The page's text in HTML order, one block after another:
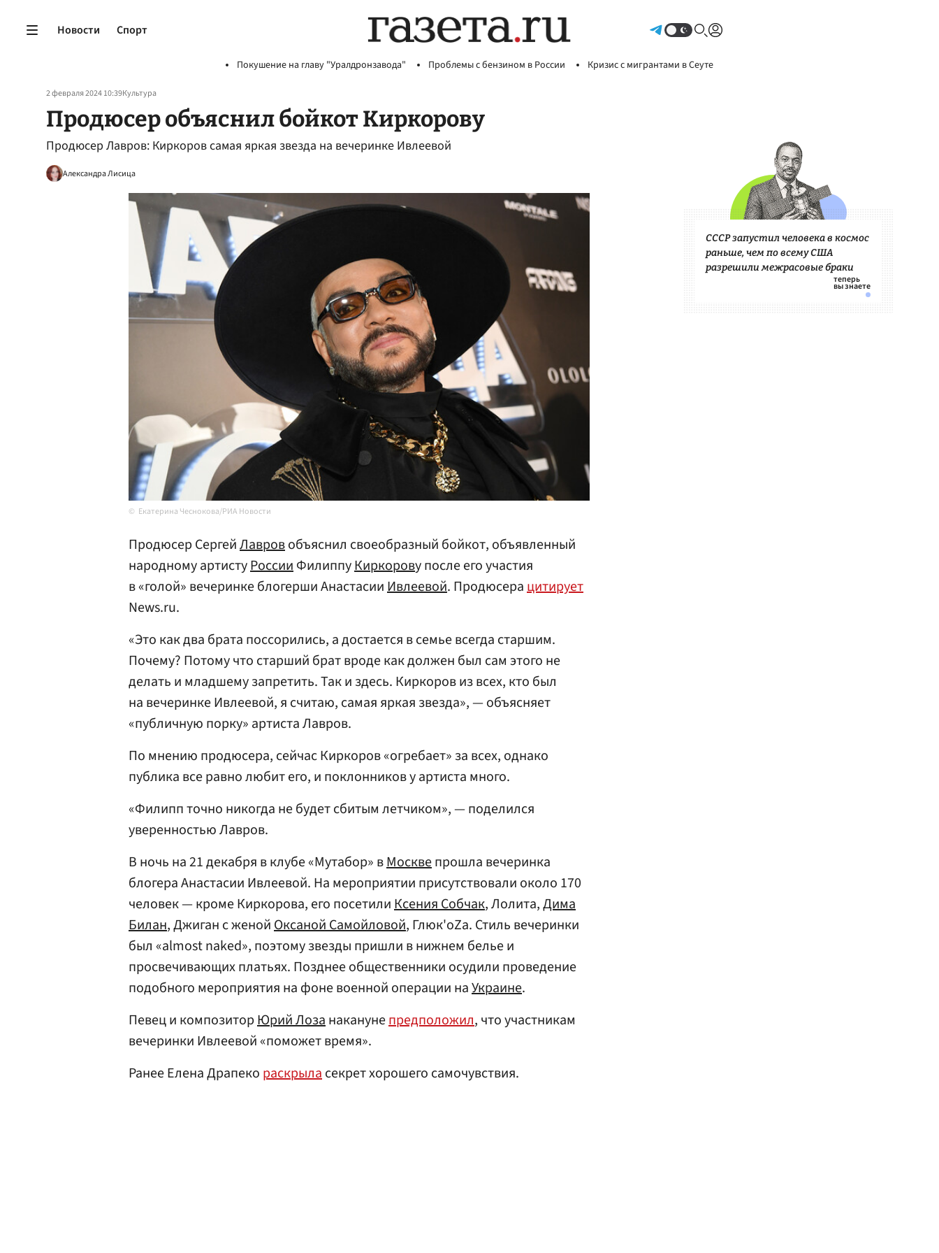
Новости Спорт
Покушение на главу "Уралдронзавода" Проблемы с бензином в России Кризис с мигрантами в Сеуте
2 февраля 2024 10:39Культура
Продюсер объяснил бойкот Киркорову
Продюсер Лавров: Киркоров самая яркая звезда на вечеринке Ивлеевой
Александра Лисица
Екатерина Чеснокова/РИА Новости
Продюсер СергейЛавровобъяснил своеобразный бойкот, объявленный
народному артистуРоссииФилиппуКиркорову после его участия
в «голой» вечеринке блогерши АнастасииИвлеевой. Продюсерацитирует
News.ru.
«Это как два брата поссорились, а достается в семье всегда старшим.
Почему? Потому что старший брат вроде как должен был сам этого не
делать и младшему запретить. Так и здесь. Киркоров из всех, кто был
на вечеринке Ивлеевой, я считаю, самая яркая звезда», — объясняет
«публичную порку» артиста Лавров.
По мнению продюсера, сейчас Киркоров «огребает» за всех, однако
публика все равно любит его, и поклонников у артиста много.
«Филипп точно никогда не будет сбитым летчиком», — поделился
уверенностью Лавров.
В ночь на 21 декабря в клубе «Мутабор» вМосквепрошла вечеринка
блогера Анастасии Ивлеевой. На мероприятии присутствовали около 170
человек — кроме Киркорова, его посетилиКсения Собчак, Лолита,Дима
Билан, Джиган с женойОксаной Самойловой, Глюк'oZa. Стиль вечеринки
был «almost naked», поэтому звезды пришли в нижнем белье и
просвечивающих платьях. Позднее общественники осудили проведение
подобного мероприятия на фоне военной операции наУкраине.
Певец и композиторЮрий Лозанаканунепредположил, что участникам
вечеринки Ивлеевой «поможет время».
Ранее Елена Драпеко раскрыласекрет хорошего самочувствия.
СССР запустил человека в космос
раньше, чем по всему США
разрешили межрасовые браки